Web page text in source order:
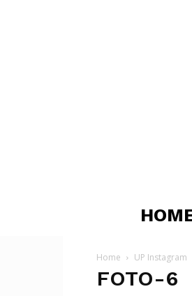
Home UP Instagram
FOTO-6